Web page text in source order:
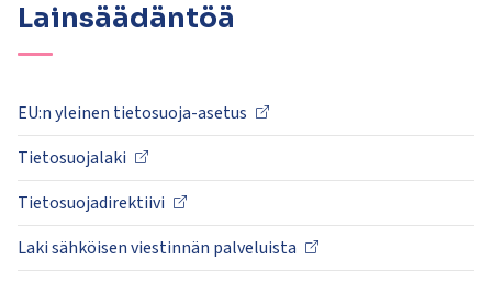
Lainsäädäntöä
EU:n yleinen tietosuoja-asetus
Tietosuojalaki
Tietosuojadirektiivi
Laki sähköisen viestinnän palveluista